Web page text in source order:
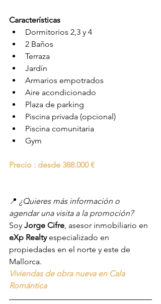
Características
Dormitorios 2,3 y 4
2 Baños
Terraza
Jardín
Armarios empotrados
Aire acondicionado
Plaza de parking
Piscina privada (opcional)
Piscina comunitaria
Gym
Precio : desde 388.000 €
📍 ¿Quieres más información o
agendar una visita a la promoción?
Soy Jorge Cifre, asesor inmobiliario en
eXp Realty especializado en
propiedades en el norte y este de
Mallorca.
Viviendas de obra nueva en Cala
Romántica